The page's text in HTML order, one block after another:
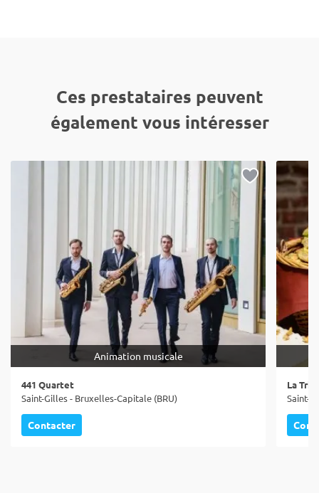
Ces prestataires peuvent
également vous intéresser
Animation musicale
441 Quartet
Saint-Gilles - Bruxelles-Capitale (BRU)
Contacter
La
Saint-